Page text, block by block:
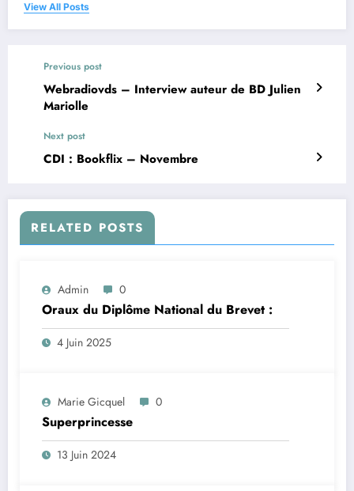
View All Posts
Previous post
Webradiovds – Interview auteur de BD Julien
Mariolle
Next post
CDI : Bookflix – Novembre
RELATED POSTS
Admin 0
Oraux du Diplôme National du Brevet :
4 Juin 2025
Marie Gicquel 0
Superprincesse
13 Juin 2024